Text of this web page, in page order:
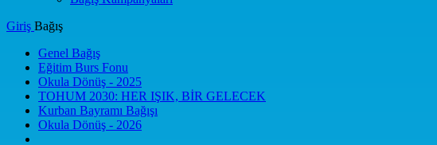
Giriş Bağış
Genel Bağış
Eğitim Burs Fonu
Okula Dönüş - 2025
TOHUM 2030: HER IŞIK, BİR GELECEK
Kurban Bayramı Bağışı
Okula Dönüş - 2026